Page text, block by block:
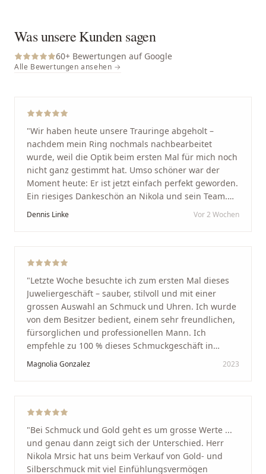
Was unsere Kunden sagen
60+ Bewertungen auf Google
Alle Bewertungen ansehen →
"Wir haben heute unsere Trauringe abgeholt –
nachdem mein Ring nochmals nachbearbeitet
wurde, weil die Optik beim ersten Mal für mich noch
nicht ganz gestimmt hat. Umso schöner war der
Moment heute: Er ist jetzt einfach perfekt geworden.
Ein riesiges Dankeschön an Nikola und sein Team.
Vom ersten Termin an wurden wir jedes Mal
Arbeit und seine Kunden wirklich am Herzen liegen.
Service und echte Herzlichkeit schätzt, ist hier genau
richtig."
Dennis Linke Vor 2 Wochen
"Letzte Woche besuchte ich zum ersten Mal dieses
Juweliergeschäft – sauber, stilvoll und mit einer
grossen Auswahl an Schmuck und Uhren. Ich wurde
von dem Besitzer bedient, einem sehr freundlichen,
fürsorglichen und professionellen Mann. Ich
empfehle zu 100 % dieses Schmuckgeschäft in
Schaffhausen. Ich selbst war sehr zufrieden und
glücklich mit der Behandlung. Ich danke Ihnen – ich
Magnolia Gonzalez 2023
"Bei Schmuck und Gold geht es um grosse Werte ...
und genau dann zeigt sich der Unterschied. Herr
Nikola Mrsic hat uns beim Verkauf von Gold- und
Silberschmuck mit viel Einfühlungsvermögen